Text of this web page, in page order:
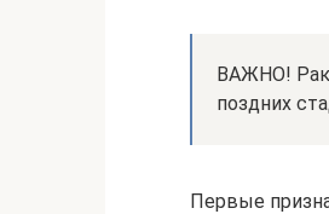
ВАЖНО! Рак
поздних
Первые